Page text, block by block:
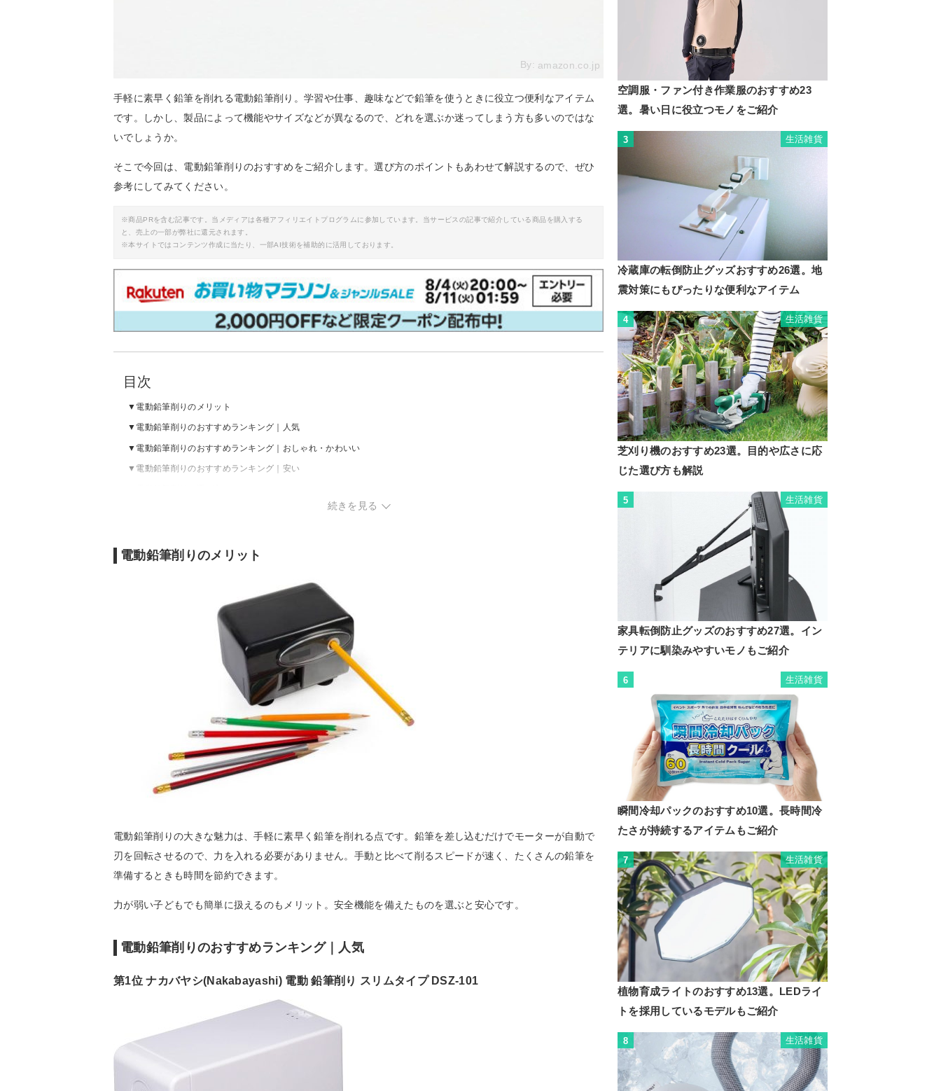
By: amazon.co.jp
手軽に素早く鉛筆を削れる電動鉛筆削り。学習や仕事、趣味などで鉛筆を使うときに役立つ便利なアイテム
です。しかし、製品によって機能やサイズなどが異なるので、どれを選ぶか迷ってしまう方も多いのではな
いでしょうか。
そこで今回は、電動鉛筆削りのおすすめをご紹介します。選び方のポイントもあわせて解説するので、ぜひ
参考にしてみてください。
※商品PRを含む記事です。当メディアは各種アフィリエイトプログラムに参加しています。当サービスの記事で紹介している商品を購入する
と、売上の一部が弊社に還元されます。
※本サイトではコンテンツ作成に当たり、一部AI技術を補助的に活用しております。
目次
電動鉛筆削りのメリット
電動鉛筆削りのおすすめランキング｜人気
電動鉛筆削りのおすすめランキング｜おしゃれ・かわいい
電動鉛筆削りのおすすめランキング｜安い
続きを見る
電動鉛筆削りのメリット
電動鉛筆削りの大きな魅力は、手軽に素早く鉛筆を削れる点です。鉛筆を差し込むだけでモーターが自動で
刃を回転させるので、力を入れる必要がありません。手動と比べて削るスピードが速く、たくさんの鉛筆を
準備するときも時間を節約できます。
力が弱い子どもでも簡単に扱えるのもメリット。安全機能を備えたものを選ぶと安心です。
電動鉛筆削りのおすすめランキング｜人気
第1位 ナカバヤシ(Nakabayashi) 電動 鉛筆削り スリムタイプ DSZ-101
空調服・ファン付き作業服のおすすめ23
選。暑い日に役立つモノをご紹介
3 生活雑貨
冷蔵庫の転倒防止グッズおすすめ26選。地
震対策にもぴったりな便利なアイテム
4 生活雑貨
芝刈り機のおすすめ23選。目的や広さに応
じた選び方も解説
5 生活雑貨
家具転倒防止グッズのおすすめ27選。イン
テリアに馴染みやすいモノもご紹介
6 生活雑貨
瞬間冷却パックのおすすめ10選。長時間冷
たさが持続するアイテムもご紹介
7 生活雑貨
植物育成ライトのおすすめ13選。LEDライ
トを採用しているモデルもご紹介
8 生活雑貨